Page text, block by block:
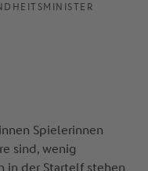
Spielerinnen
sind, wenig
in der Startelf stehen